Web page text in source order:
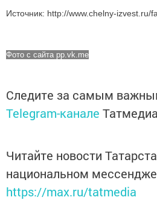
Источник: http://www.chelny-izvest.ru/
Фото с сайта pp.vk.me
Следите за самым
Telegram-канале Татмедиа
Читайте новости
национальном
https://max.ru/tatmedia